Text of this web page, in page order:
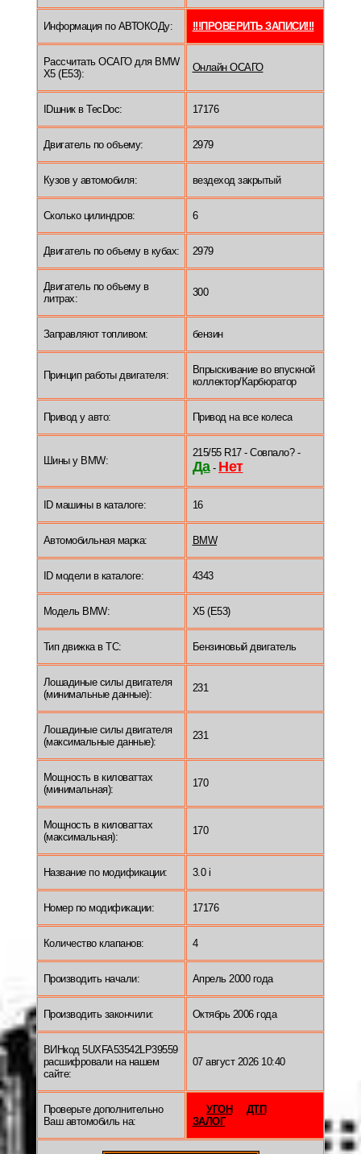
Информация по АВТОКОДу: !!!ПРОВЕРИТЬ ЗАПИСИ!!!
Рассчитать ОСАГО для BMW
X5 (E53):
Онлайн ОСАГО
IDшник в TecDoc: 17176
Двигатель по объему: 2979
Кузов у автомобиля: вездеход закрытый
Сколько цилиндров: 6
Двигатель по объему в кубах: 2979
Двигатель по объему в
литрах:
300
Заправляют топливом: бензин
Принцип работы двигателя:
Впрыскивание во впускной
коллектор/Карбюратор
Привод у авто: Привод на все колеса
Шины у BMW:
215/55 R17 - Совпало? -
Да- Нет
ID машины в каталоге: 16
Автомобильная марка: BMW
ID модели в каталоге: 4343
Модель BMW: X5 (E53)
Тип движка в ТС: Бензиновый двигатель
Лошадиные силы двигателя
(минимальные данные):
231
Лошадиные силы двигателя
(максимальные данные):
231
Мощность в киловаттах
(минимальная):
170
Мощность в киловаттах
(максимальная):
170
Название по модификации: 3.0 i
Номер по модификации: 17176
Количество клапанов: 4
Производить начали: Апрель 2000 года
Производить закончили: Октябрь 2006 года
ВИНкод 5UXFA53542LP39559
расшифровали на нашем
сайте:
07 август 2026 10:40
Проверьте дополнительно
Ваш автомобиль на:
УГОН
ДТП
ЗАЛОГ